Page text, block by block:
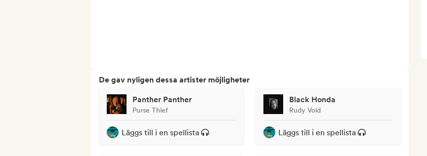
De gav nyligen dessa artister möjligheter
Panther Panther
Purse Thief
Läggs till i en spellista
Black Honda
Rudy Void
Läggs till i en spellista